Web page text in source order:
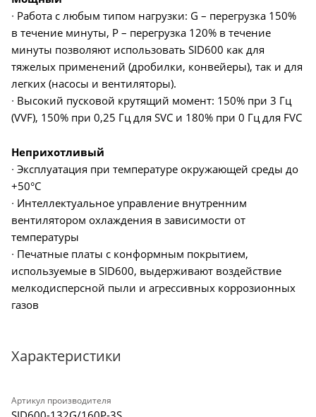
∙ Работа с любым типом нагрузки: G – перегрузка 150%
в течение минуты, P – перегрузка 120% в течение
минуты позволяют использовать SID600 как для
тяжелых применений (дробилки, конвейеры), так и для
легких (насосы и вентиляторы).
∙ Высокий пусковой крутящий момент: 150% при 3 Гц
(VVF), 150% при 0,25 Гц для SVC и 180% при 0 Гц для FVC
Неприхотливый
∙ Эксплуатация при температуре окружающей среды до
+50°C
∙ Интеллектуальное управление внутренним
вентилятором охлаждения в зависимости от
температуры
∙ Печатные платы с конформным покрытием,
используемые в SID600, выдерживают воздействие
мелкодисперсной пыли и агрессивных коррозионных
газов
Характеристики
Артикул производителя